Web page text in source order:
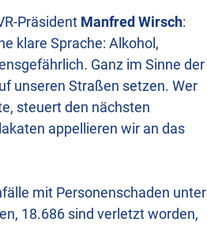
Präsident Manfred Wirsch:
klare Sprache: Alkohol,
Ganz im Sinne der
unseren Straßen setzen. Wer
steuert den nächsten
appellieren wir an das
mit Personenschaden unter
18.686 sind verletzt worden,